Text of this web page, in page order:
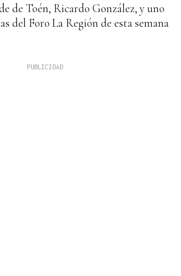
de Toén, Ricardo González, y uno
del Foro La Región de esta semana